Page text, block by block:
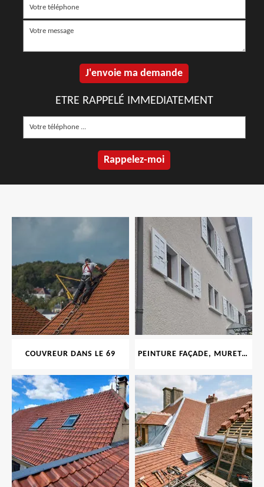
ETRE RAPPELÉ IMMEDIATEMENT
COUVREUR DANS LE 69 PEINTURE FAÇADE, MURET, TOITURE, BOISERIE, FERRONERIE, GOUTTIÈRE 69